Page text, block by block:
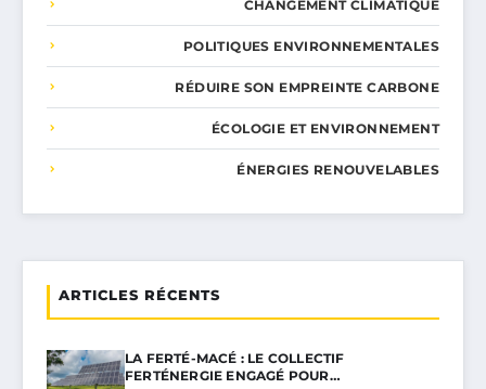
CHANGEMENT CLIMATIQUE
POLITIQUES ENVIRONNEMENTALES
RÉDUIRE SON EMPREINTE CARBONE
ÉCOLOGIE ET ENVIRONNEMENT
ÉNERGIES RENOUVELABLES
ARTICLES RÉCENTS
LA FERTÉ-MACÉ : LE COLLECTIF
FERTÉNERGIE ENGAGÉ POUR…